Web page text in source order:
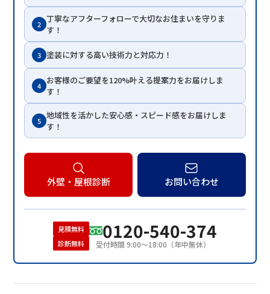
2 丁寧なアフターフォローで大切なお住まいを守りま
す！
3 塗装に対する高い技術力と対応力！
4
お客様のご要望を120%叶える提案力をお届けしま
す！
5 地域性を活かした安心感・スピード感をお届けしま
す！
外壁・屋根診断 お問い合わせ
見積無料
診断無料
0120-540-374
受付時間 9:00〜18:00（年中無休）